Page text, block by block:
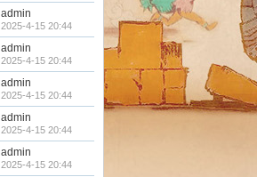
admin
2025-4-15 20:44
admin
2025-4-15 20:44
admin
2025-4-15 20:44
admin
2025-4-15 20:44
admin
2025-4-15 20:44